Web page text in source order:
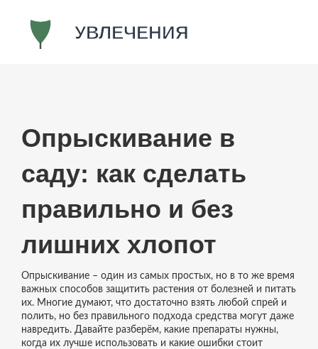
Опрыскивание в
саду: как сделать
правильно и без
лишних хлопот
Опрыскивание – один из самых простых, но в то же время
важных способов защитить растения от болезней и питать
их. Многие думают, что достаточно взять любой спрей и
полить, но без правильного подхода средства могут даже
навредить. Давайте разберём, какие препараты нужны,
когда их лучше использовать и какие ошибки стоит